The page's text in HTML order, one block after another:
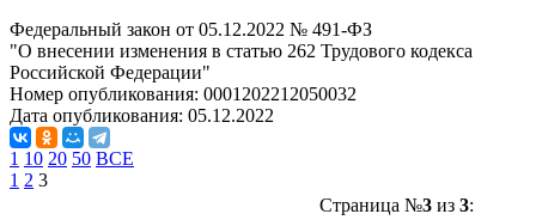
Федеральный закон от 05.12.2022 № 491-ФЗ
"О внесении изменения в статью 262 Трудового кодекса
Российской Федерации"
Номер опубликования: 0001202212050032
Дата опубликования: 05.12.2022
1 10 20 50 ВСЕ
1 2 3
Страница №3из 3: